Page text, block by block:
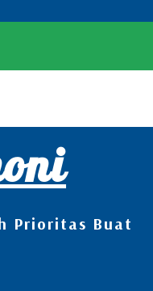
Prioritas Buat